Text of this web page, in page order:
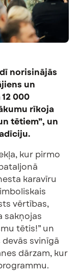
norisinājās
un
000
rīkoja
tētiem”, un
kur pirmo
karavīru
vērtības,
sakņojas
tētis!” un
devās svinīgā
dārzam, kur